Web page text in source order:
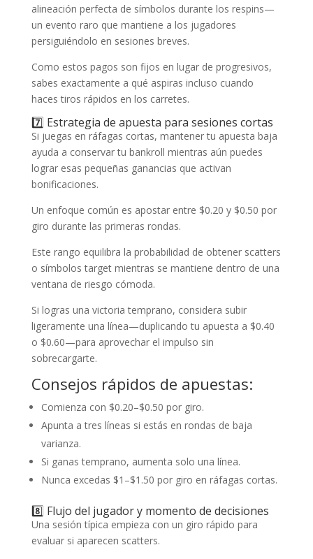
alineación perfecta de símbolos durante los respins—
un evento raro que mantiene a los jugadores
persiguiéndolo en sesiones breves.
Como estos pagos son fijos en lugar de progresivos,
sabes exactamente a qué aspiras incluso cuando
haces tiros rápidos en los carretes.
7️⃣ Estrategia de apuesta para sesiones cortas
Si juegas en ráfagas cortas, mantener tu apuesta baja
ayuda a conservar tu bankroll mientras aún puedes
lograr esas pequeñas ganancias que activan
bonificaciones.
Un enfoque común es apostar entre $0.20 y $0.50 por
giro durante las primeras rondas.
Este rango equilibra la probabilidad de obtener scatters
o símbolos target mientras se mantiene dentro de una
ventana de riesgo cómoda.
Si logras una victoria temprano, considera subir
ligeramente una línea—duplicando tu apuesta a $0.40
o $0.60—para aprovechar el impulso sin
sobrecargarte.
Consejos rápidos de apuestas:
Comienza con $0.20–$0.50 por giro.
Apunta a tres líneas si estás en rondas de baja
varianza.
Si ganas temprano, aumenta solo una línea.
Nunca excedas $1–$1.50 por giro en ráfagas cortas.
8️⃣ Flujo del jugador y momento de decisiones
Una sesión típica empieza con un giro rápido para
evaluar si aparecen scatters.